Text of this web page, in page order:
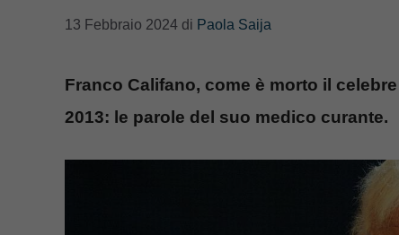
13 Febbraio 2024 di Paola Saija
Franco Califano, come è morto il
2013: le parole del suo medico curante.